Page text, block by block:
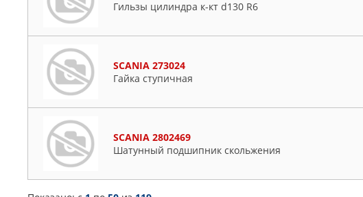
Гильзы цилиндра к-кт d130 R6
SCANIA 273024
Гайка ступичная
SCANIA 2802469
Шатунный подшипник скольжения